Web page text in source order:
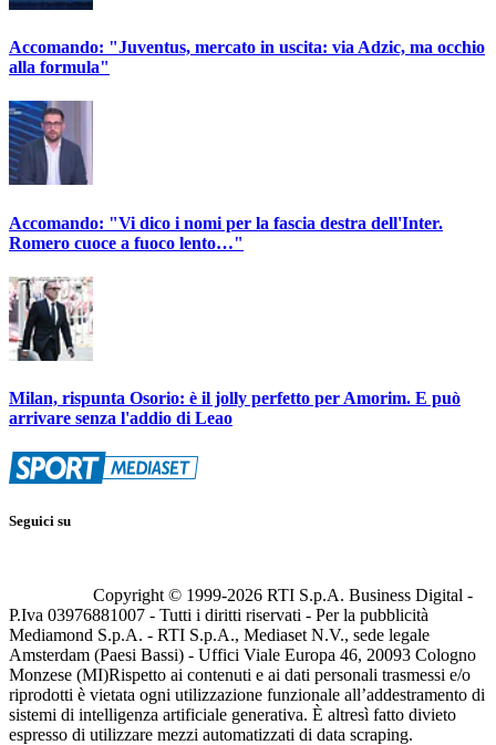
Accomando: "Juventus, mercato in uscita: via Adzic, ma occhio
alla formula"
Accomando: "Vi dico i nomi per la fascia destra dell'Inter.
Romero cuoce a fuoco lento…"
Milan, rispunta Osorio: è il jolly perfetto per Amorim. E può
arrivare senza l'addio di Leao
Seguici su
Copyright © 1999-2026 RTI S.p.A. Business Digital -
P.Iva 03976881007 - Tutti i diritti riservati - Per la pubblicità
Mediamond S.p.A. - RTI S.p.A., Mediaset N.V., sede legale
Amsterdam (Paesi Bassi) - Uffici Viale Europa 46, 20093 Cologno
Monzese (MI)Rispetto ai contenuti e ai dati personali trasmessi e/o
riprodotti è vietata ogni utilizzazione funzionale all’addestramento di
sistemi di intelligenza artificiale generativa. È altresì fatto divieto
espresso di utilizzare mezzi automatizzati di data scraping.